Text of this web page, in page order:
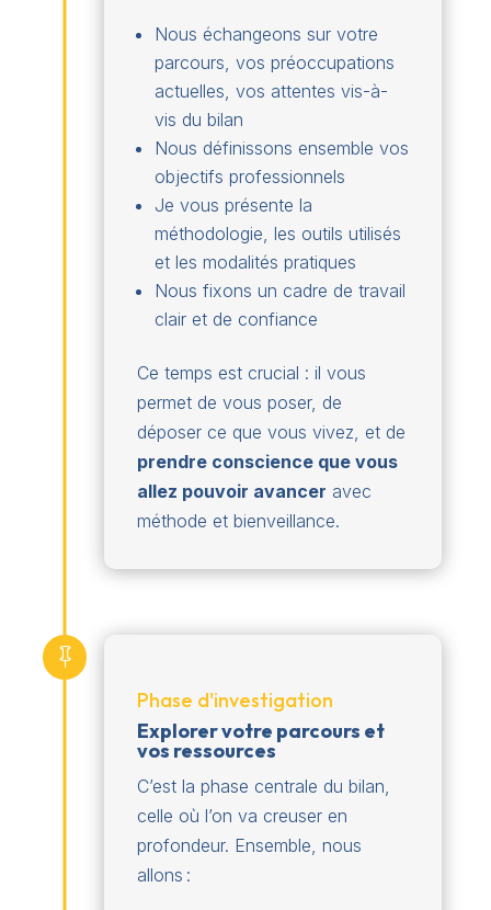
Nous échangeons sur votre
parcours, vos préoccupations
actuelles, vos attentes vis-à-
vis du bilan
Nous définissons ensemble vos
objectifs professionnels
Je vous présente la
méthodologie, les outils utilisés
et les modalités pratiques
Nous fixons un cadre de travail
clair et de confiance
Ce temps est crucial : il vous
permet de vous poser, de
déposer ce que vous vivez, et de
prendre conscience que vous
allez pouvoir avancer avec
méthode et bienveillance.
Phase d'investigation
Explorer votre parcours et
vos ressources
C’est la phase centrale du bilan,
celle où l’on va creuser en
profondeur. Ensemble, nous
allons :
